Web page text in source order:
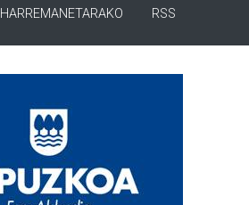
HARREMANETARAKO RSS